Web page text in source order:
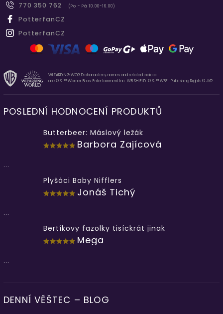
770 350 762
(Po - Pá 10.00-16.00)
PotterfanCZ
PotterfanCZ
WIZARDING WORLD characters, names and related indicia
are © & ™ Warner Bros. Entertainment Inc. WB SHIELD: © & ™ WBEI. Publishing Rights © JKR.
POSLEDNÍ HODNOCENÍ PRODUKTŮ
Butterbeer: Máslový ležák
Barbora Zajícová
...
Plyšáci Baby Nifflers
Jonáš Tichý
...
Bertíkovy fazolky tisíckrát jinak
Mega
...
DENNÍ VĚŠTEC – BLOG